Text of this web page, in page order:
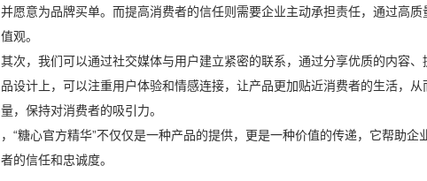
并愿意为品牌买单。而提高消费者的信任则需要企业主动承担责任，通过高
值观。
其次，我们可以通过社交媒体与用户建立紧密的联系，通过分享优质的内容
品设计上，可以注重用户体验和情感连接，让产品更加贴近消费者的生活，
量，保持对消费者的吸引力。
，“糖心官方精华”不仅仅是一种产品的提供，更是一种价值的传递，它帮助
者的信任和忠诚度。